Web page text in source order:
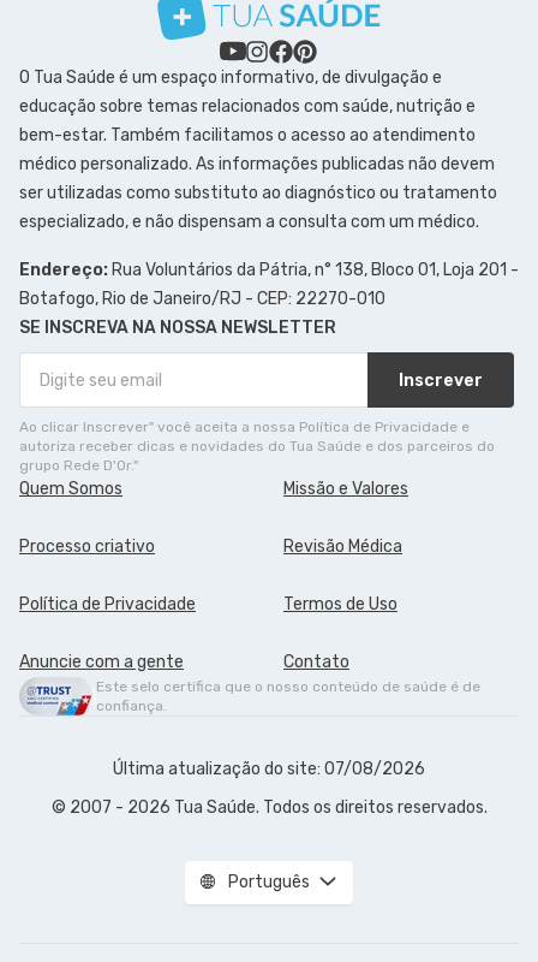
O Tua Saúde é um espaço informativo, de divulgação e
educação sobre temas relacionados com saúde, nutrição e
bem-estar. Também facilitamos o acesso ao atendimento
médico personalizado. As informações publicadas não devem
ser utilizadas como substituto ao diagnóstico ou tratamento
especializado, e não dispensam a consulta com um médico.
Endereço: Rua Voluntários da Pátria, n° 138, Bloco 01, Loja 201 -
Botafogo, Rio de Janeiro/RJ - CEP: 22270-010
SE INSCREVA NA NOSSA NEWSLETTER
Inscrever
Ao clicar Inscrever" você aceita a nossa Política de Privacidade e
autoriza receber dicas e novidades do Tua Saúde e dos parceiros do
grupo Rede D'Or."
Quem Somos Missão e Valores
Processo criativo Revisão Médica
Política de Privacidade Termos de Uso
Anuncie com a gente Contato
Este selo certifica que o nosso conteúdo de saúde é de
confiança.
Última atualização do site: 07/08/2026
© 2007 - 2026 Tua Saúde. Todos os direitos reservados.
Português